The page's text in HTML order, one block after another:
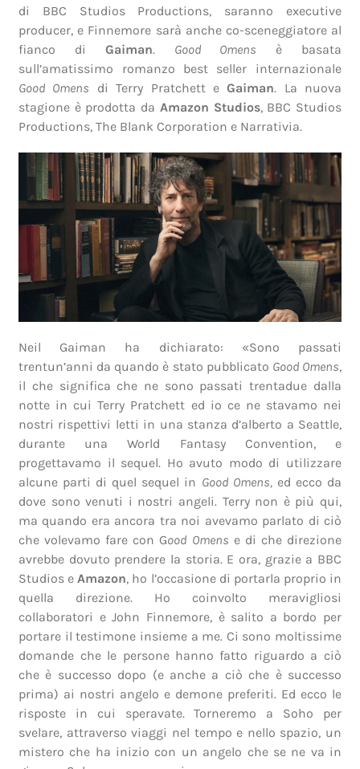
di BBC Studios Productions, saranno executive
producer, e Finnemore sarà anche co-sceneggiatore al
fianco di Gaiman. Good Omens è basata
sull’amatissimo romanzo best seller internazionale
Good Omens di Terry Pratchett eGaiman. La nuova
stagione è prodotta da Amazon Studios, BBC Studios
Productions, The Blank Corporation e Narrativia.
Neil Gaiman ha dichiarato: «Sono passati
trentun’anni da quando è stato pubblicato Good Omens,
il che significa che ne sono passati trentadue dalla
notte in cui Terry Pratchett ed io ce ne stavamo nei
nostri rispettivi letti in una stanza d’alberto a Seattle,
durante una World Fantasy Convention, e
progettavamo il sequel. Ho avuto modo di utilizzare
alcune parti di quel sequel in Good Omens, ed ecco da
dove sono venuti i nostri angeli. Terry non è più qui,
ma quando era ancora tra noi avevamo parlato di ciò
che volevamo fare con Good Omens e di che direzione
avrebbe dovuto prendere la storia. E ora, grazie a BBC
Studios e Amazon, ho l’occasione di portarla proprio in
quella direzione. Ho coinvolto meravigliosi
collaboratori e John Finnemore, è salito a bordo per
portare il testimone insieme a me. Ci sono moltissime
domande che le persone hanno fatto riguardo a ciò
che è successo dopo (e anche a ciò che è successo
prima) ai nostri angelo e demone preferiti. Ed ecco le
risposte in cui speravate. Torneremo a Soho per
svelare, attraverso viaggi nel tempo e nello spazio, un
mistero che ha inizio con un angelo che se ne va in